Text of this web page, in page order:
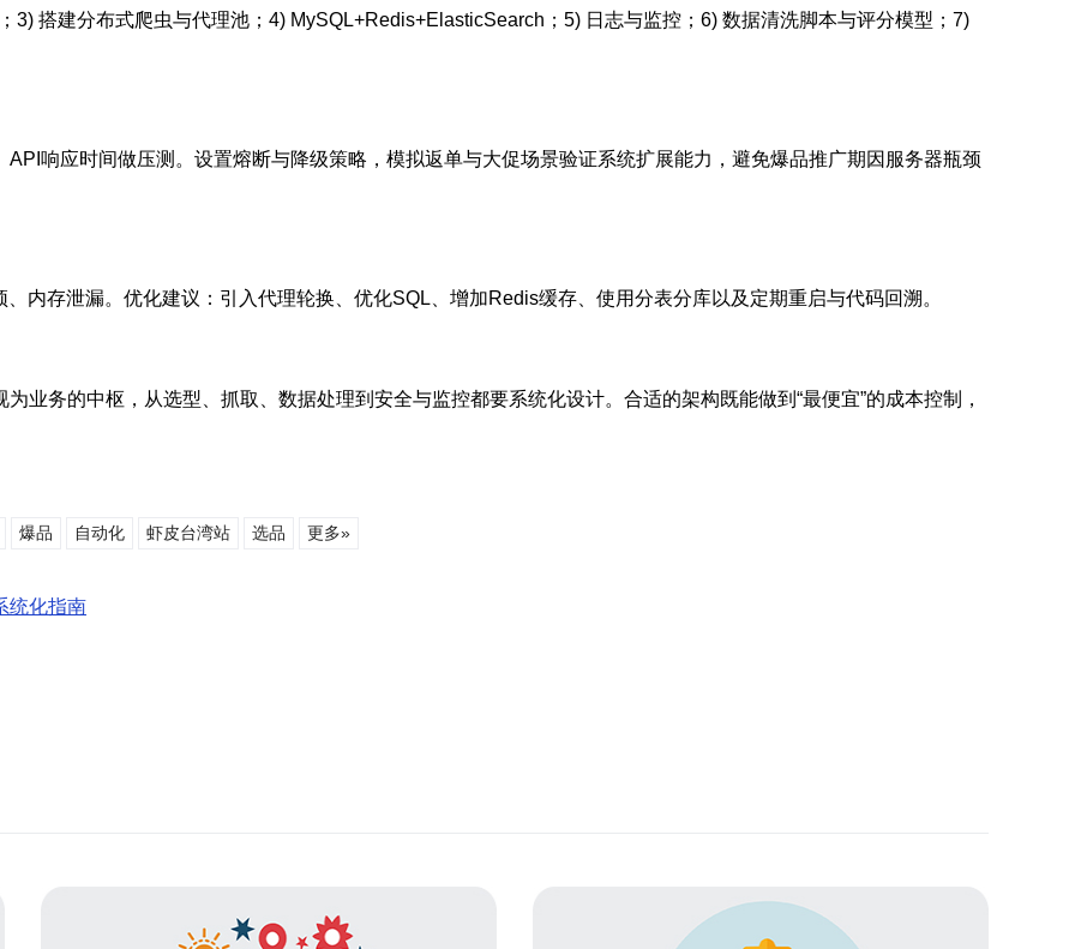
3) 搭建分布式爬虫与代理池；4) MySQL+Redis+ElasticSearch；5) 日志与监控；6) 数据清洗脚本与评分模型；7)
响应时间做压测。设置熔断与降级策略，模拟返单与大促场景验证系统扩展能力，避免爆品推广期因服务器瓶颈
内存泄漏。优化建议：引入代理轮换、优化SQL、增加Redis缓存、使用分表分库以及定期重启与代码回溯。
为业务的中枢，从选型、抓取、数据处理到安全与监控都要系统化设计。合适的架构既能做到“最便宜”的成本控制，
爆品 自动化 虾皮台湾站 选品 更多»
统化指南